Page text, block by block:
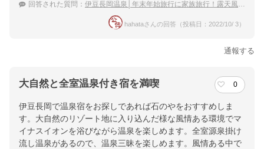
回答された質問： 伊豆長岡温泉│年末年始旅行に家族旅行！露天風呂付客室がおすすめの宿
hahataさんの回答（投稿日：2022/10/ 3）
通報する
大自然と全室温泉付き宿を満喫 0
伊豆長岡で温泉宿をお探しであれば石のやをおすすめしま
す。大自然のリゾート地に入り込んだ様な風情ある環境でマ
イナスイオンを浴びながら温泉を楽しめます。全室源泉掛け
流し温泉があるので、温泉三昧を楽しめます。風情ある中で